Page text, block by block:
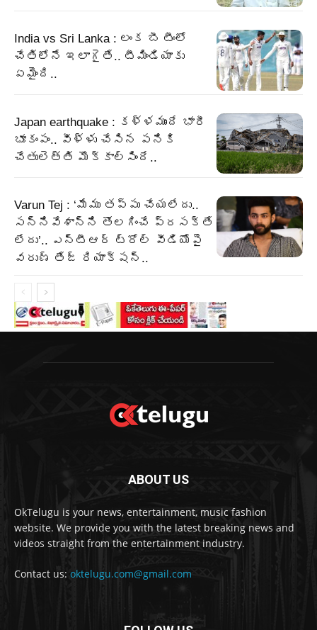
India vs Sri Lanka : లంక బీ టీంలో
చేతిలోనే ఇలాగైతే.. టీమిండియాకు
ఏమైంది..
Japan earthquake : కళ్ళముందే భారీ
భూకంపం.. వీళ్ళు చేసిన పనికి
చేతులెత్తి మొక్కాల్సిందే..
Varun Tej : ‘మేము తప్పు చేయలేదు..
సన్నివేశాన్ని తొలగించే ప్రసక్తే
లేదు’.. ఎన్టీఆర్ ట్రోల్ వీడియోపై
వరుణ్ తేజ్ రియాక్షన్..
ABOUT US
OkTelugu is your news, entertainment, music fashion
website. We provide you with the latest breaking news and
videos straight from the entertainment industry.
Contact us: oktelugu.com@gmail.com